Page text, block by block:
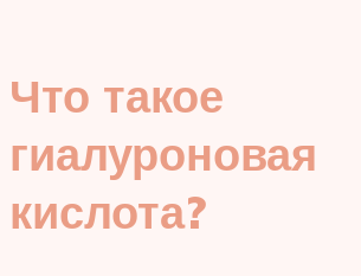
Что такое
гиалуроновая
кислота?